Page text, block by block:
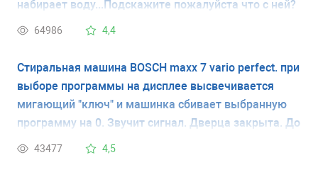
набирает воду...Подскажите пожалуйста что с ней?
64986 4,4
Стиральная машина BOSCH maxx 7 vario perfect. при
выборе программы на дисплее высвечивается
мигающий "ключ" и машинка сбивает выбранную
программу на 0. Звучит сигнал. Дверца закрыта. До
этого машинка работала хорошо. У меня нет
43477 4,5